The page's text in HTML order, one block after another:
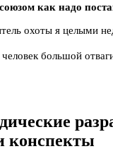
как надо
охоты я целыми
большой
конспекты